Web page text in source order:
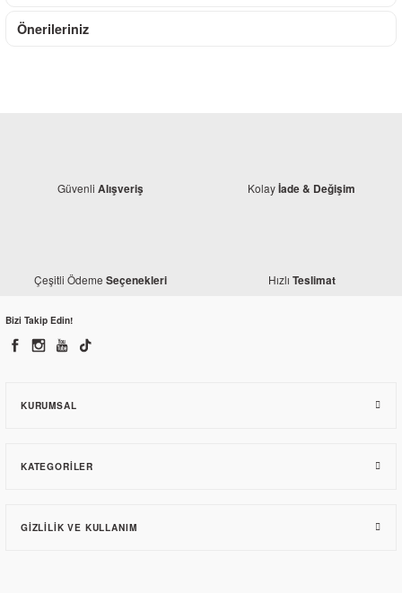
Önerileriniz
Güvenli Alışveriş Kolayİade & Değişim
Çeşitli Ödeme Seçenekleri Hızlı Teslimat
Bizi Takip Edin!
KURUMSAL
KATEGORILER
GIZLILIK VE KULLANIM